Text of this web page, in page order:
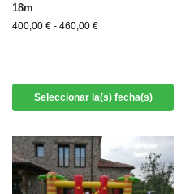
18m
400,00 € - 460,00 €
Seleccionar la(s) fecha(s)